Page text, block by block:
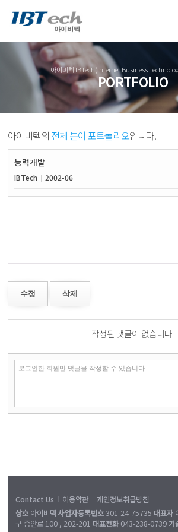
아이비텍 IBTech(Internet Business
PORTFOLIO
아이비텍의 전체 분야 포트폴리오입니다.
능력개발
IBTech | 2002-06 |
수정 삭제
작성된 댓글이 없습니다.
Contact Us | 이용약관 | 개인정보취급방침
상호 아이비텍사업자등록번호 301-24-75735 대표자
구 증안로 100 , 202-201 대표전화 043-238-0739 기